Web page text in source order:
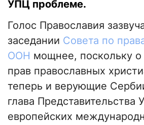
УПЦ проблеме.
Голос Православия
заседании Совета по
ООН мощнее, поскольку
прав православных
теперь и верующие
глава Представительства
европейских